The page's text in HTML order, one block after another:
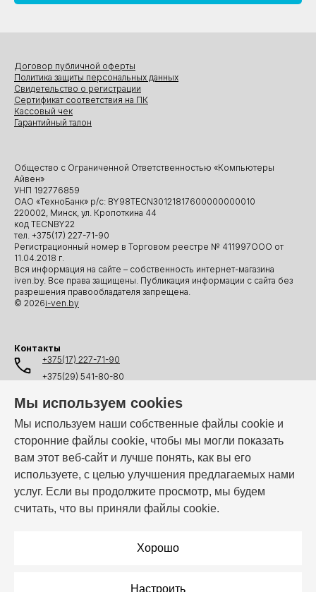
Мы используем cookies
Мы используем наши собственные файлы cookie и
сторонние файлы cookie, чтобы мы могли показать
вам этот веб-сайт и лучше понять, как вы его
используете, с целью улучшения предлагаемых нами
услуг. Если вы продолжите просмотр, мы будем
считать, что вы приняли файлы cookie.
Хорошо
Настроить
Общество с Ограниченной Ответственностью «Компьютеры
Айвен»
УНП 192776859
ОАО «ТехноБанк» р/с: BY98TECN30121817600000000010
220002, Минск, ул. Кропоткина 44
код TECNBY22
тел. +375(17) 227-71-90
Регистрационный номер в Торговом реестре № 411997ООО от
11.04.2018 г.
Вся информация на сайте – собственность интернет-магазина
iven.by. Все права защищены. Публикация информации с сайта без
разрешения правообладателя запрещена.
© 2026i-ven.by
Договор публичной оферты
Политика защиты персональных данных
Свидетельство о регистрации
Сертификат соответствия на ПК
Кассовый чек
Гарантийный талон
Контакты
+375(17) 227-71-90
+375(29) 541-80-80
+375(44) 541-80-80
info@i-ven.by
Мы в мессенджерах:
Режим работы: Пн–Пт: 10:00 – 19:00